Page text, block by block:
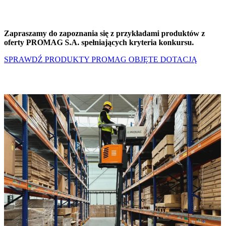
Zapraszamy do zapoznania się z przykładami produktów z
oferty PROMAG S.A. spełniających kryteria konkursu.
SPRAWDŹ PRODUKTY PROMAG OBJĘTE DOTACJĄ